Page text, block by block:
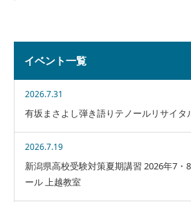
イベント一覧
2026.7.31
有坂まさよし弾き語りテノールリサイタ
2026.7.19
新潟県高校受験対策夏期講習 2026年7・
ール 上越教室